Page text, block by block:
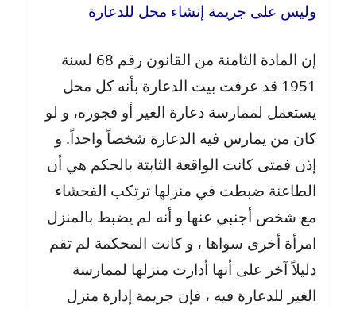
وليس على جريمة إنشاء محل للدعارة
إن المادة الثامنة من القانون رقم 68 لسنة
1951 قد عرفت بيت الدعارة بأنه كل محل
يستعمل لممارسة دعارة الغير أو فجوره، و لو
كان من يمارس فيه الدعارة شخصاً واحداً. و
إذن فمتى كانت الواقعة الثابتة بالحكم هي أن
الطاعنة ضبطت في منزلها ترتكب الفحشاء
مع شخص أجنبي عنها و أنه لم يضبط بالمنزل
امرأة أخرى سواها ، و كانت المحكمة لم تقم
دليلاً آخر على أنها أدارت منزلها لممارسة
الغير للدعارة فيه ، فإن جريمة إدارة منزل